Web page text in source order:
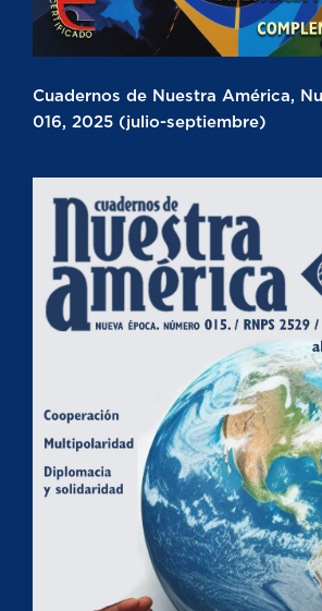
Cuadernos de Nuestra América,
016, 2025 (julio-septiembre)